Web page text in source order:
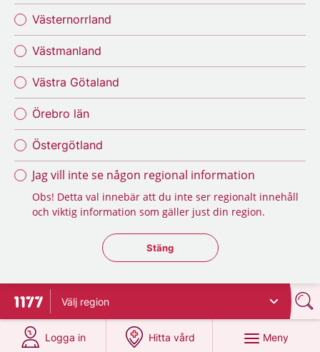
Västernorrland
Västmanland
Västra Götaland
Örebro län
Östergötland
Jag vill inte se någon regional information
Obs! Detta val innebär att du inte ser regionalt innehåll
och viktig information som gäller just din region.
Stäng regionsväljaren
Stäng
Till startsidan för 1177
Välj region
Logga in
på 1177.se
Hitta vård
på 1177.se
Meny